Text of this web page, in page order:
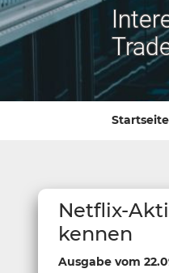
Startseite
Netflix-
kennen
Ausgabe vom